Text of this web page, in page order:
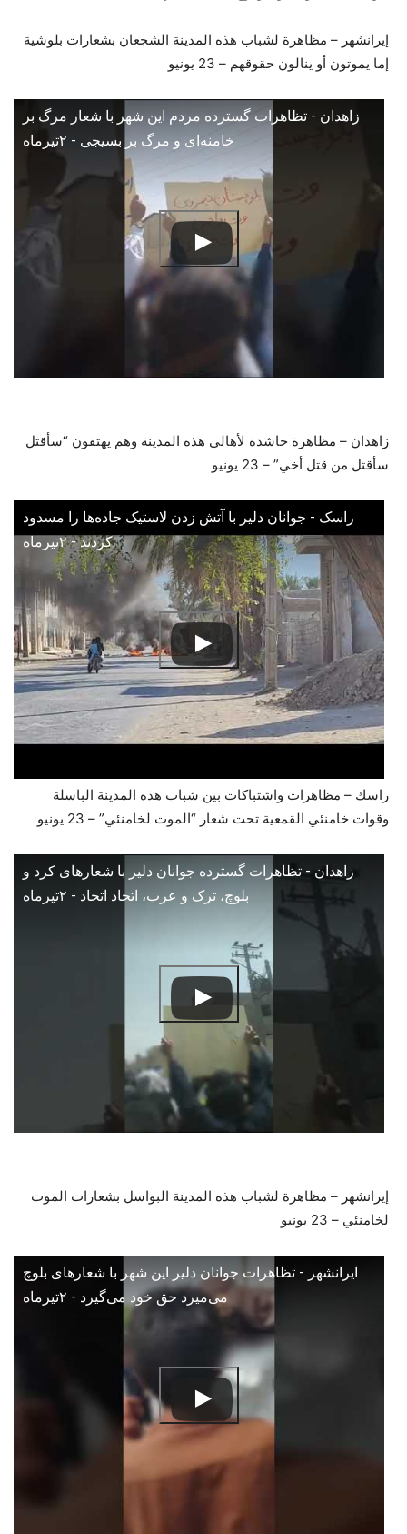
إيرانشهر – مظاهرة لشباب هذه المدينة الشجعان بشعارات بلوشية
إما يموتون أو ينالون حقوقهم – 23 يونيو
زاهدان - تظاهرات گسترده مردم این شهر با شعار مرگ بر
خامنه‌ای و مرگ بر بسیجی - ۲تیرماه
زاهدان – مظاهرة حاشدة لأهالي هذه المدينة وهم يهتفون “سأقتل
سأقتل من قتل أخي” – 23 يونيو
راسک - جوانان دلیر با آتش زدن لاستیک جاده‌ها را مسدود
کردند - ۲تیرماه
راسك – مظاهرات واشتباكات بين شباب هذه المدينة الباسلة
وقوات خامنئي القمعية تحت شعار “الموت لخامنئي” – 23 يونيو
زاهدان - تظاهرات گسترده جوانان دلیر با شعارهای کرد و
بلوچ، ترک و عرب، اتحاد اتحاد - ۲تیرماه
إيرانشهر – مظاهرة لشباب هذه المدينة البواسل بشعارات الموت
لخامنئي – 23 يونيو
ایرانشهر - تظاهرات جوانان دلیر این شهر با شعارهای بلوچ
می‌میرد حق خود می‌گیرد - ۲تیرماه